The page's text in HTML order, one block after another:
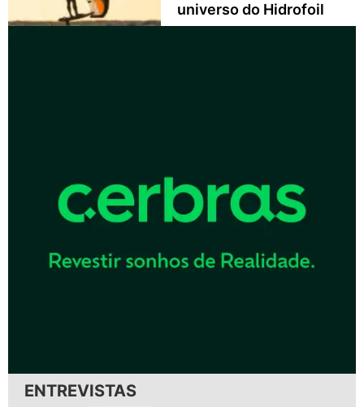
universo do Hidrofoil
ENTREVISTAS